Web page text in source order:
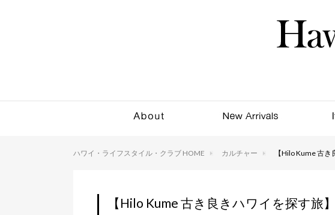
ハワイ・ライフスタイル・クラブ HOME カルチャー 【Hilo Kume 古
【Hilo Kume 古き良きハワイを探す旅